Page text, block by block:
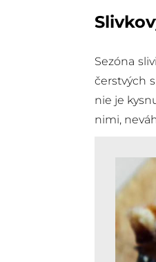
Sezóna
čerstvých
nie je
nimi,